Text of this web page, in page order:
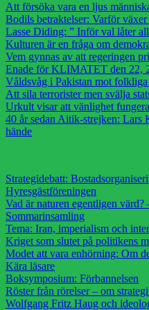
Att försöka vara en ljus
Bodils betraktelser: Varför
Lasse Diding: ” Inför val låter
Kulturen är en fråga om
Vem gynnas av att regeringen
Enade för KLIMATET den 22,
Våldsvåg i Pakistan mot folkliga
Att sila terrorister men svälja
Urkult visar att vänlighet
40 år sedan Aitik-strejken: Lars
hände
Strategidebatt:
Hyresgästföreningen
Vad är naturen egentligen
Sommarinsamling
Tema: Iran, imperialism och
Kriget som slutet på politikens
Modet att vara enhörning: Om
Kära läsare
Boksymposium: Förbannelsen
Röster från rörelser – om
Wolfgang Fritz Haug och